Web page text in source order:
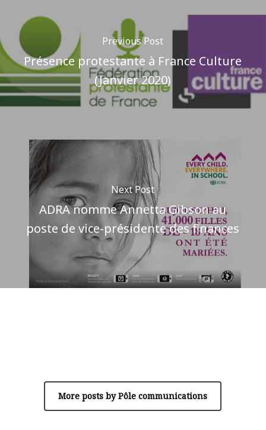
Previous Post
Présence protestante à France Culture
(Janvier 2020)
Next Post
ADRA nomme Annetta Gibson au
poste de vice-présidente des finances
More posts by Pôle communications